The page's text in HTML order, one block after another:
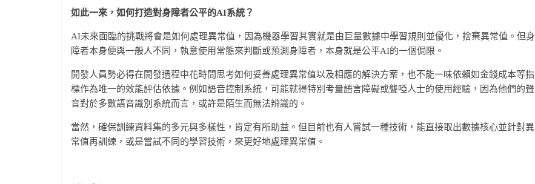
如此一來，如何打造對身障者公平的AI系統？
AI未來面臨的挑戰將會是如何處理異常值，因為機器學習其實就是由巨量數據中學習規則並優化，捨棄異常值。但身
障者本身便與一般人不同，執意使用常態來判斷或預測身障者，本身就是公平AI的一個侷限。
開發人員勢必得在開發過程中花時間思考如何妥善處理異常值以及相應的解決方案，也不能一味依賴如金錢成本等指
標作為唯一的效能評估依據。例如語音控制系統，可能就得特別考量語言障礙或聾啞人士的使用經驗，因為他們的聲
音對於多數語音識別系統而言，或許是陌生而無法辨識的。
當然，確保訓練資料集的多元與多樣性，肯定有所助益。但目前也有人嘗試一種技術，能直接取出數據核心並針對異
常值再訓練，或是嘗試不同的學習技術，來更好地處理異常值。